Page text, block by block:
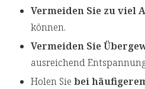
Vermeiden Sie zu viel
können.
Vermeiden Sie
ausreichend
Holen Sie bei